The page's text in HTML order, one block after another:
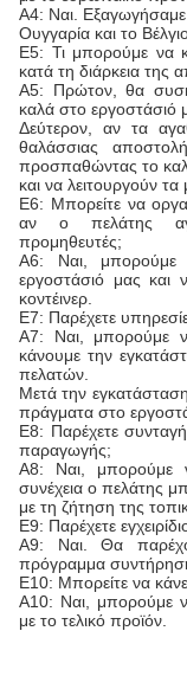
Α4: Ναι. Εξαγωγήσαμε
Ουγγαρία και το
Ε5: Τι μπορούμε να
κατά τη διάρκεια της
Α5: Πρώτον, θα
καλά στο εργοστάσιό
Δεύτερον, αν τα
θαλάσσιας
προσπαθώντας το
και να λειτουργούν
Ε6: Μπορείτε να
αν ο πελάτης
προμηθευτές;
Α6: Ναι, μπορούμε
εργοστάσιό μας
κοντέινερ.
Ε7: Παρέχετε
Α7: Ναι, μπορούμε
κάνουμε την
πελατών.
Μετά την
πράγματα στο
Ε8: Παρέχετε
παραγωγής;
Α8: Ναι, μπορούμε
συνέχεια ο πελάτης
με τη ζήτηση της
Ε9: Παρέχετε
Α9: Ναι. Θα
πρόγραμμα
Ε10: Μπορείτε να
Α10: Ναι, μπορούμε
με το τελικό προϊόν.